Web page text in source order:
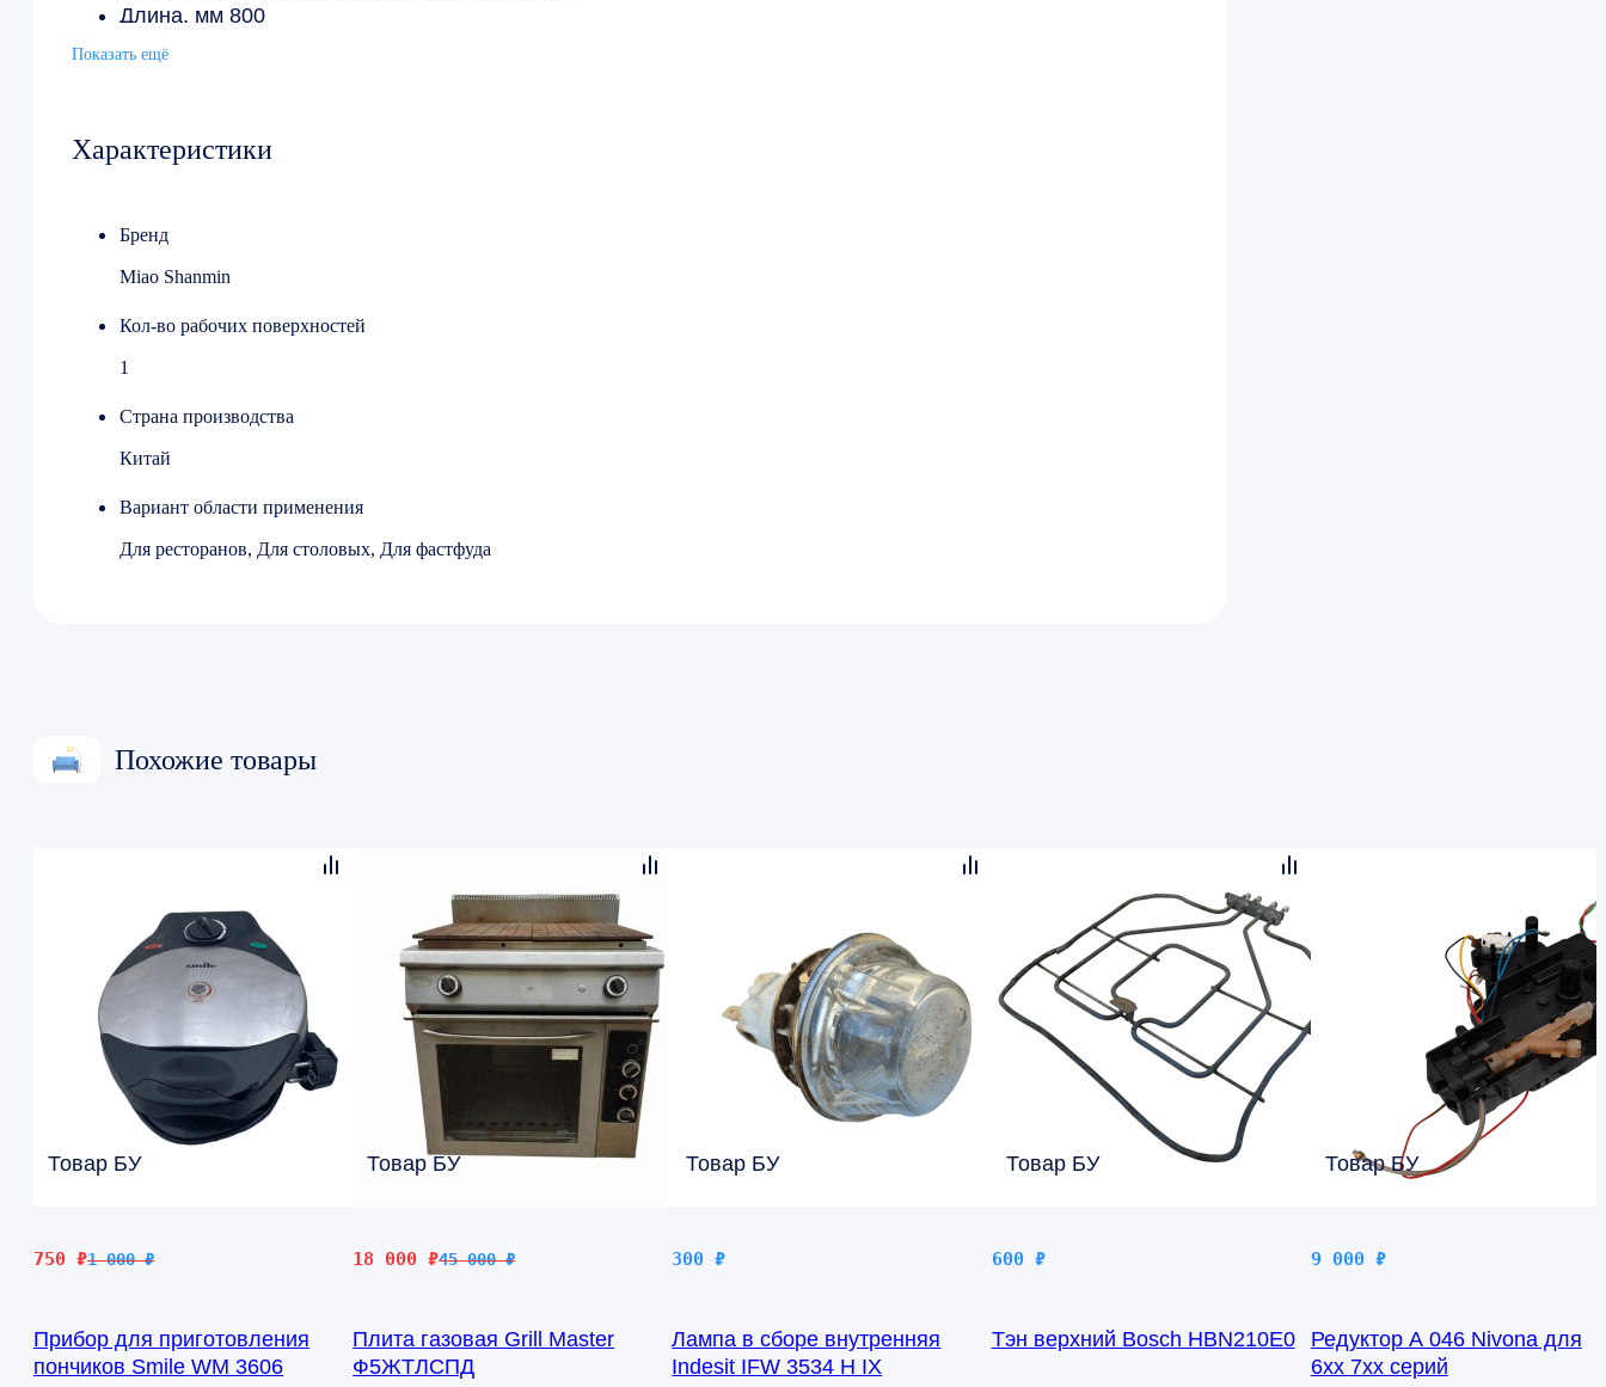
Длина, мм 800
Ширина, мм 900
Показать ещё
Характеристики
Бренд
Miao Shanmin
Кол-во рабочих поверхностей
1
Страна производства
Китай
Вариант области применения
Для ресторанов, Для столовых, Для фастфуда
Похожие товары
Товар БУ
1 000₽
Первоначальная
1
000 ₽.
750 ₽
Текущая
Прибор для приготовления
пончиков Smile WM 3606
Товар БУ
45 000₽
Первоначальная
45
000 ₽.
18 000₽
Текущая
000 ₽.
Плита газовая Grill Master
Ф5ЖТЛСПД
Товар БУ
300₽
Лампа в сборе внутренняя
Indesit IFW 3534 H IX
Товар БУ
600 ₽
Тэн верхний Bosch HBN210E0
Товар БУ
9 000 ₽
Редуктор A 046 Nivona для
6xx 7xx серий